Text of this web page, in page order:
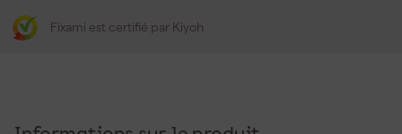
Fixami est certifié par Kiyoh